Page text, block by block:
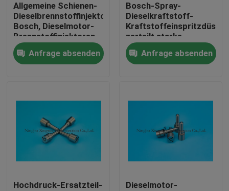
Qualitätskontrolle
Kontakt
allgemeine Schieneneinspritzdüsen
Denso-Einspritzdüsen
Allgemeine Schienen-
Dieselbrennstoffinjektoren
Bosch, Dieselmotor-
Brennstoffinjektoren
Isuzus
Anfrage absenden
Bosch-Spray-
Dieselkraftstoff-
Kraftstoffeinspritzdüse
zerteilt starke
technische Kraft-hohe
Präzision
Anfrage absenden
Hochdruck-Ersatzteil-
Dieselmotor-